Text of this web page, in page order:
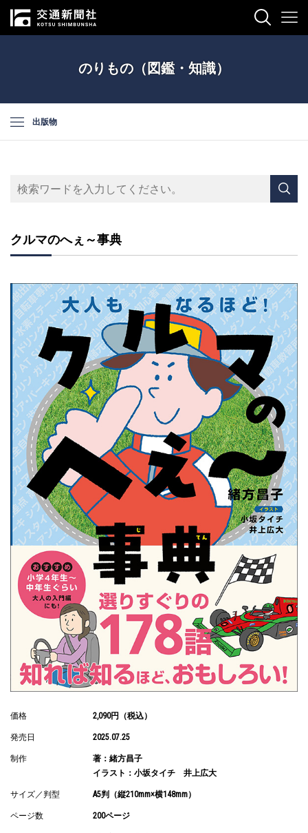
のりもの（図鑑・知識）
出版物
クルマのへぇ～事典
価格 2,090円（税込）
発売日 2025.07.25
制作
著：緒方昌子
イラスト：小坂タイチ 井上広大
サイズ／判型 A5判（縦210mm×横148mm）
ページ数 200ページ